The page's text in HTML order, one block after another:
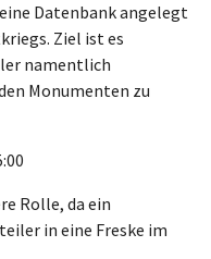
Datenbank angelegt
Ziel ist es
namentlich
Monumenten zu
Rolle, da ein
in eine Freske im